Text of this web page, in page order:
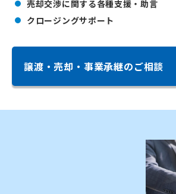
売却交渉に関する各種支援・助言
クロージングサポート
譲渡・売却・事業承継のご相談